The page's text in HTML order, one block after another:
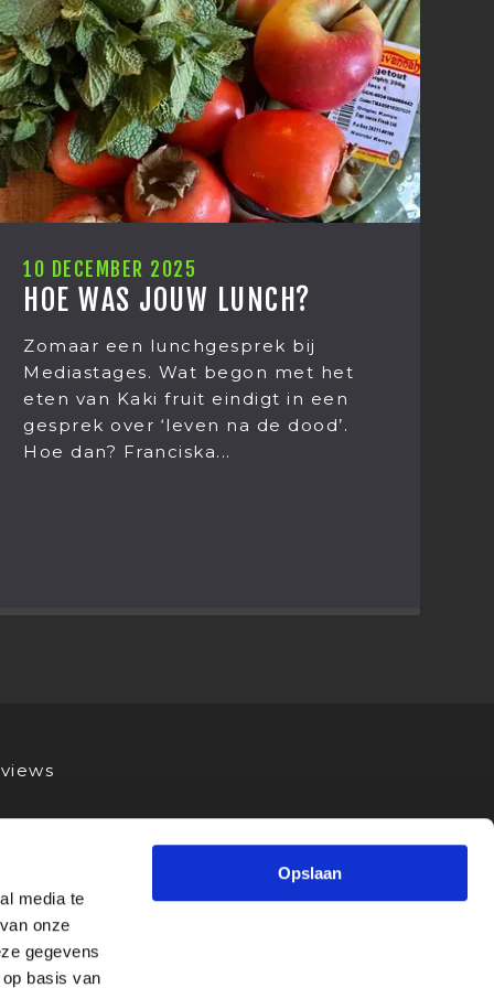
media te
onze
gegevens
basis van
Opslaan
1 DECEMBER 2025
CARMEN DREYER, ONZE
NIEUWE MARKETEER
Ik ben Carmen Dreyer en vanaf
heden de nieuwe marketeer van
Mediastages. Het leek mij daarom
wel netjes om mezelf even voor te